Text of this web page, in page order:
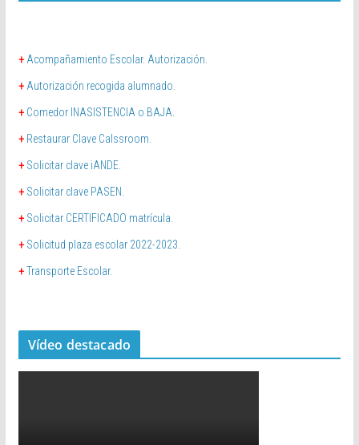
+ Acompañamiento Escolar. Autorización.
+ Autorización recogida alumnado.
+ Comedor INASISTENCIA o BAJA.
+ Restaurar Clave Calssroom.
+ Solicitar clave iANDE.
+ Solicitar clave PASEN.
+ Solicitar CERTIFICADO matrícula.
+ Solicitud plaza escolar 2022-2023.
+Transporte Escolar.
Vídeo destacado